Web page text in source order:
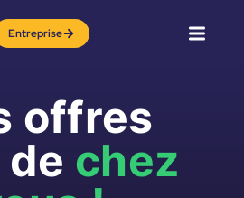
Entreprise
offres
chez